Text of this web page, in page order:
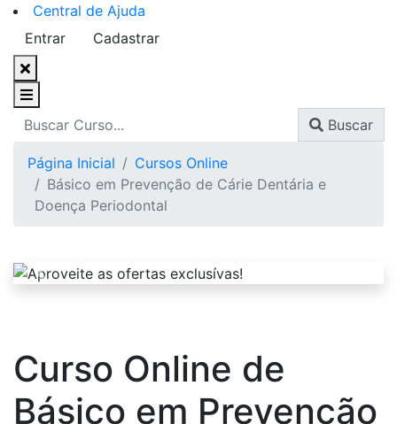
Central de Ajuda
Entrar
Cadastrar
Buscar
Página Inicial
Cursos Online
Básico em Prevenção de Cárie Dentária e
Doença Periodontal
Curso Online de
Básico em Prevenção